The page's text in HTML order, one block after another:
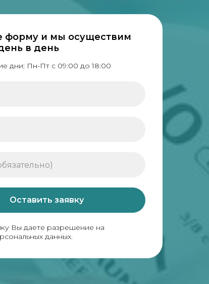
форму и мы осуществим
в день
дни: Пн-Пт с 09:00 до 18:00
Оставить заявку
Вы даете разрешение на
данных.